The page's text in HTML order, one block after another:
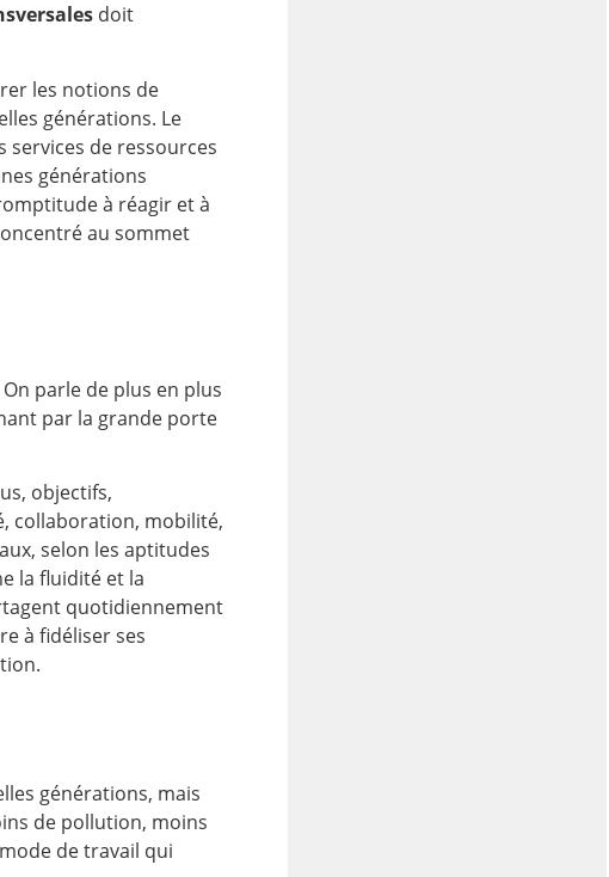
doit
les notions de
générations. Le
services de ressources
générations
à réagir et à
au sommet
parle de plus en plus
par la grande porte
objectifs,
collaboration, mobilité,
selon les aptitudes
la fluidité et la
quotidiennement
à fidéliser ses
générations, mais
de pollution, moins
de travail qui